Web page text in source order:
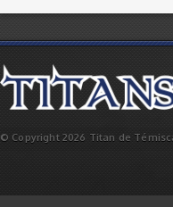
© Copyright 2026 Titan de